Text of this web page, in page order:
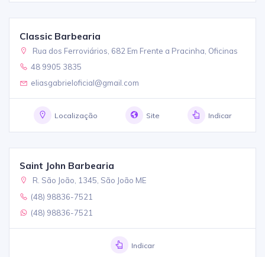
Classic Barbearia
Rua dos Ferroviários, 682 Em Frente a Pracinha, Oficinas
48 9905 3835
eliasgabrieloficial@gmail.com
Localização Site Indicar
Saint John Barbearia
R. São João, 1345, São João ME
(48) 98836-7521
(48) 98836-7521
Indicar